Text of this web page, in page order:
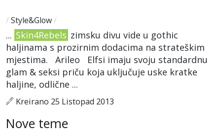
/ Style&Glow/
... Skin4Rebels zimsku divu vide u gothic
haljinama s prozirnim dodacima na strateškim
mjestima. Arileo Elfsi imaju svoju standardnu
glam & seksi priču koja uključuje uske kratke
haljine, odlične ...
Kreirano 25 Listopad 2013
Nove teme